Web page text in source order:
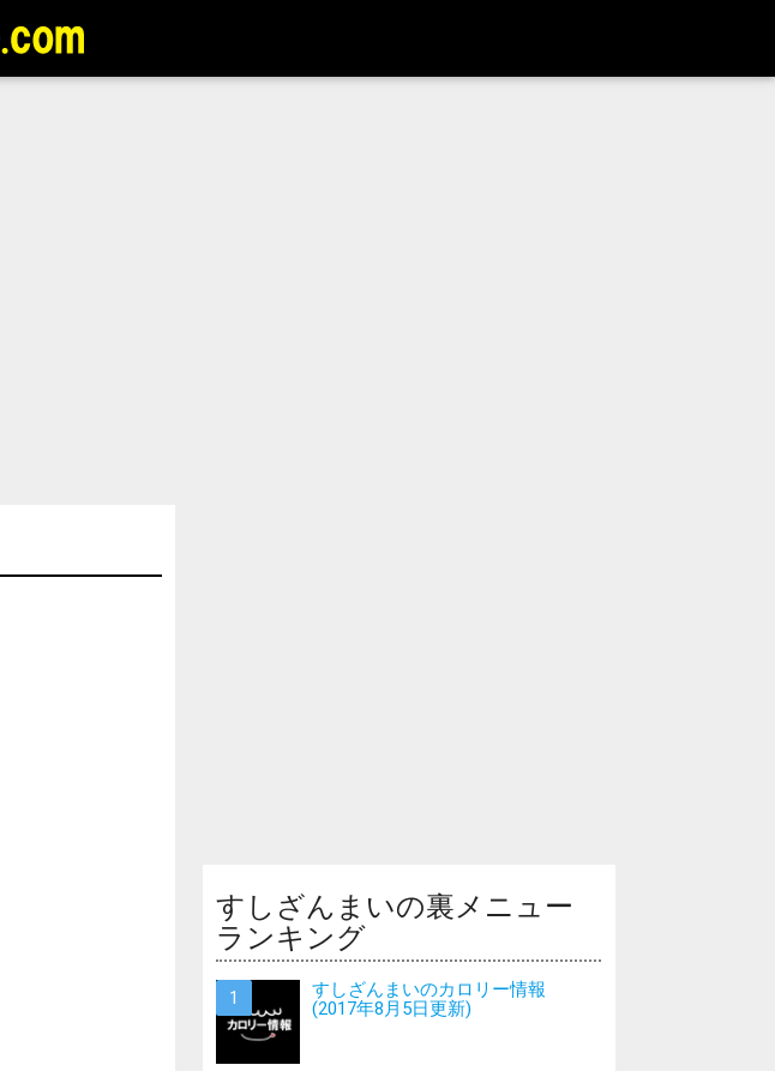
すしざんまいの裏メニュー
ランキング
すしざんまいのカロリー情報
(2017年8月5日更新)